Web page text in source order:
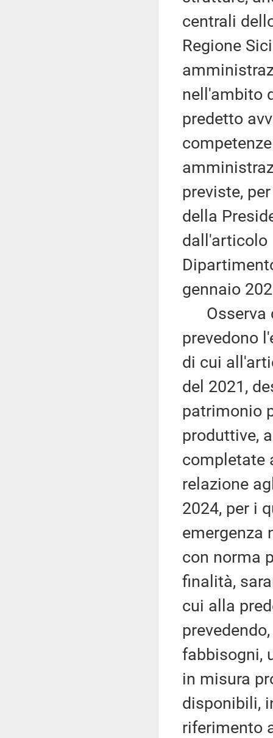
centrali
Regione
nell'ambito
predetto
previste,
della
dall'articolo
gennaio
Osserva
prevedono
di cui
del 2021,
patrimonio
produttive,
completate
relazione
2024, per i
emergenza
con norma
finalità,
cui alla
fabbisogni,
in misura
disponibili,
riferimento